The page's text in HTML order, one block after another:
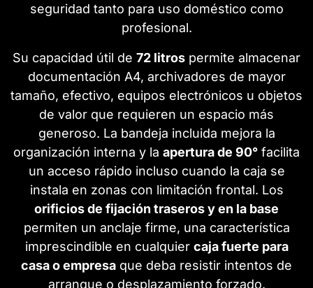
seguridad tanto para uso doméstico como
profesional.
Su capacidad útil de 72 litros permite almacenar
documentación A4, archivadores de mayor
tamaño, efectivo, equipos electrónicos u objetos
de valor que requieren un espacio más
generoso. La bandeja incluida mejora la
organización interna y la apertura de 90° facilita
un acceso rápido incluso cuando la caja se
instala en zonas con limitación frontal. Los
orificios de fijación traseros y en la base
permiten un anclaje firme, una característica
imprescindible en cualquier caja fuerte para
casa o empresa que deba resistir intentos de
arranque o desplazamiento forzado.